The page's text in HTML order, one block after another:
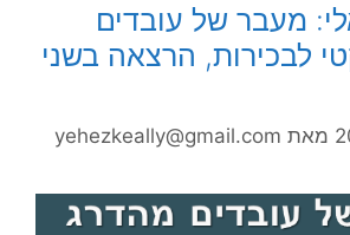
מעבר של עובדים
לבכירות, הרצאה בשני
מאת yehezkeally@gmail.com